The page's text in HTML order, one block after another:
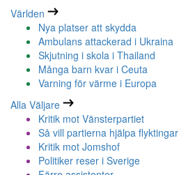
Världen
Nya platser att skydda
Ambulans attackerad i Ukraina
Skjutning i skola i Thailand
Många barn kvar i Ceuta
Varning för värme i Europa
Alla Väljare
Kritik mot Vänsterpartiet
Så vill partierna hjälpa flyktingar
Kritik mot Jomshof
Politiker reser i Sverige